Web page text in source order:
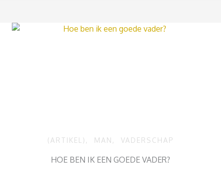
(ARTIKEL) , MAN , VADERSCHAP
HOE BEN IK EEN GOEDE VADER?